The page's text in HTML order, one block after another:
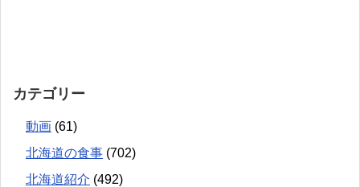
カテゴリー
動画 (61)
北海道の食事 (702)
北海道紹介 (492)